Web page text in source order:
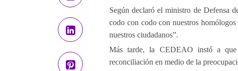
Según declaró el ministro de Defensa
codo con codo con nuestros
nuestros ciudadanos”.
Más tarde, la CEDEAO instó a
reconciliación en medio de la